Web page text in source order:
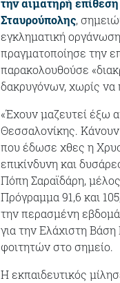
την αιματηρή
Σταυρούπολης,
εγκληματική
πραγματοποίησε την
παρακολουθούσε
δακρυγόνων, χωρίς
«Έχουν μαζευτεί έξω
Θεσσαλονίκης.
που έδωσε χθες η
επικίνδυνη και
Πόπη Σαραϊδάρη,
Πρόγραμμα 91,6 και
την περασμένη
για την Ελάχιστη
φοιτητών στο σημείο.
Η εκπαιδευτικός